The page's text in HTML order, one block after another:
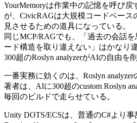
YourMemoryは作業中の記憶を呼び戻
が、CivicRAGは大規模コードベース
見させるための道具になっている。
同じMCP/RAGでも、「過去の会話
ード構造を取り違えない」はかなり違
300超のRoslyn analyzerがAIの自由を
一番実務に効くのは、Roslyn analyzer
著者は、AIに300超のcustom Roslyn
毎回のビルドで走らせている。
Unity DOTS/ECSは、普通のC#より事